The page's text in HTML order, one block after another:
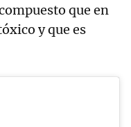
que en
y que es